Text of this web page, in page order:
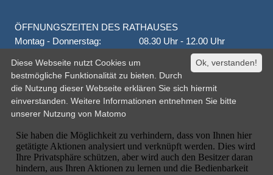
ÖFFNUNGSZEITEN DES RATHAUSES
Montag - Donnerstag:
08.30 Uhr - 12.00 Uhr
14.00 Uhr - 18.00 Uhr
jeden 1. und 3. Montag
16.00 Uhr - 18.00 Uhr
Freitag
geschlossen
oder nach Vereinbarung
Ok, verstanden!
Diese Webseite nutzt Cookies um
bestmögliche Funktionalität zu bieten. Durch
die Nutzung dieser Webseite erklären Sie sich hiermit
einverstanden. Weitere Informationen entnehmen Sie bitte
unserer Nutzung von Matomo